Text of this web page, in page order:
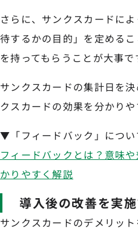
さらに、サンクスカードに
待するかの目的」を定める
を持ってもらうことが大事で
サンクスカードの集計日を
クスカードの効果を分かりや
▼「フィードバック」につい
フィードバックとは？意味
かりやすく解説
導入後の改善を実
サンクスカードのデメリッ